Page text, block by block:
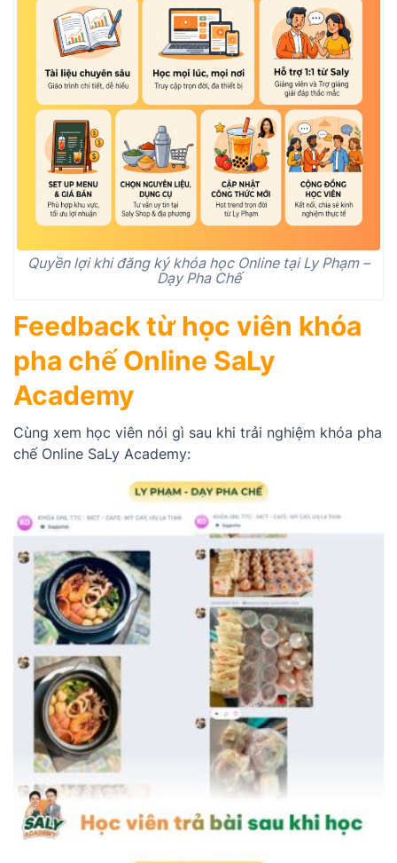
Quyền lợi khi đăng ký khóa học Online tại Ly Phạm –
Dạy Pha Chế
Feedback từ học viên khóa
pha chế Online SaLy
Academy
Cùng xem học viên nói gì sau khi trải nghiệm khóa pha
chế Online SaLy Academy: